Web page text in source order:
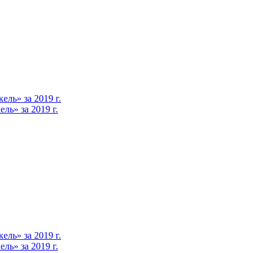
за 2019 г.
за 2019 г.
за 2019 г.
за 2019 г.